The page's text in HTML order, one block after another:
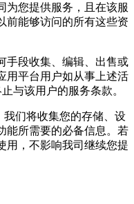
为您提供服务，且在该服
前能够访问的所有这些资
手段收集、编辑、出售或
用平台用户如从事上述活
与该用户的服务条款。
我们将收集您的存储、设
能所需要的必备信息。若
用，不影响我司继续您提